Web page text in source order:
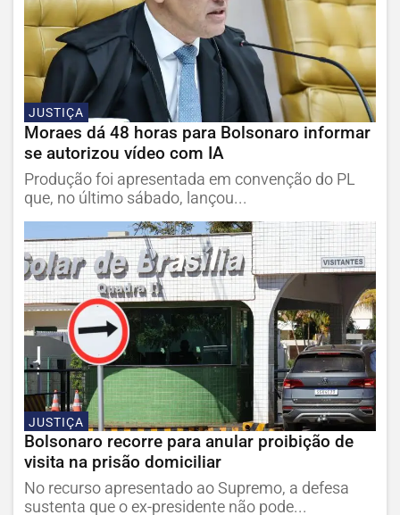
JUSTIÇA
Moraes dá 48 horas para Bolsonaro informar
se autorizou vídeo com IA
Produção foi apresentada em convenção do PL
que, no último sábado, lançou...
JUSTIÇA
Bolsonaro recorre para anular proibição de
visita na prisão domiciliar
No recurso apresentado ao Supremo, a defesa
sustenta que o ex-presidente não pode...